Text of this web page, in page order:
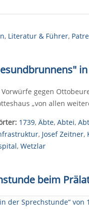
, Literatur & Führer,
Vorwürfe gegen
„von allen
1739, Äbte, Abtei,
, Josef Zeitner,
, Wetzlar
beim